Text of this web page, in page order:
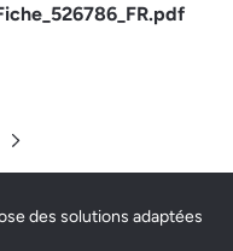
Page suivante
des solutions adaptées